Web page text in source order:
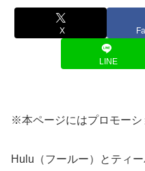
X
LINE
※本ページにはプロモー
Hulu（フールー）とティ